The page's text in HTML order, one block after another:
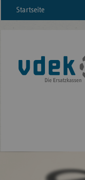
Startseite